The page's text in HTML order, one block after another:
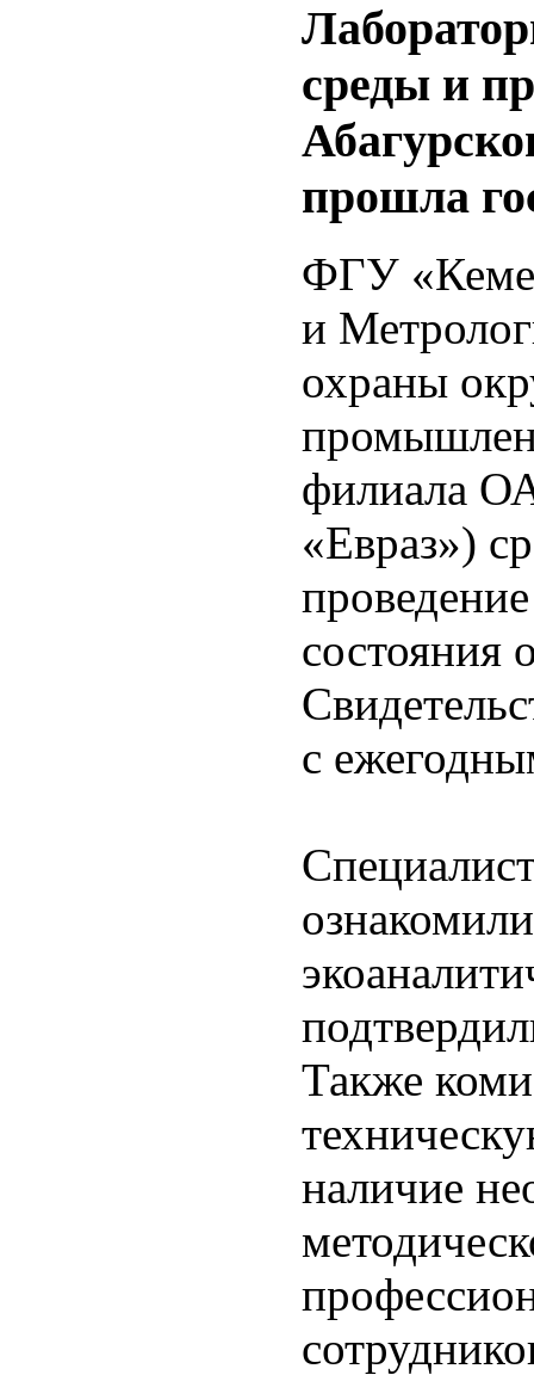
среды и
прошла
ФГУ
и
охраны
филиала
«Евраз»)
состояния
с
Также
наличие